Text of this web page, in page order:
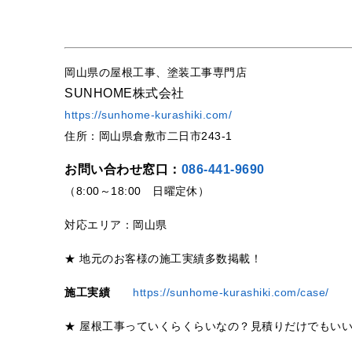
岡山県の屋根工事、塗装工事専門店
SUNHOME株式会社
https://sunhome-kurashiki.com/
住所：岡山県倉敷市二日市243-1
お問い合わせ窓口： 086-441-9690
（8:00～18:00 日曜定休）
対応エリア：岡山県
★ 地元のお客様の施工実績多数掲載！
施工実績 https://sunhome-kurashiki.com/case/
★ 屋根工事っていくらくらいなの？見積りだけでもい